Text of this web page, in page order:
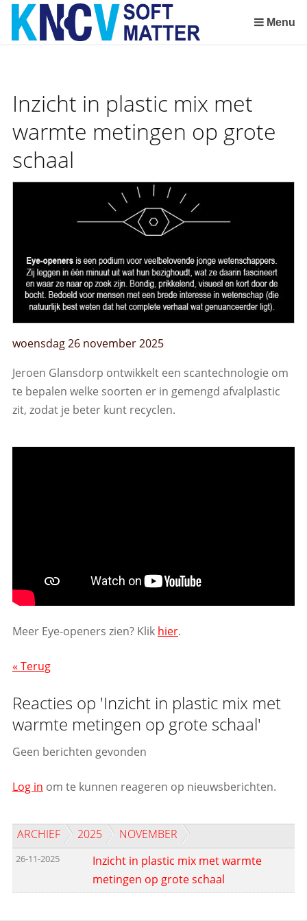
Sla
links
over
inhoud
naar
het
menu
Menu
Inzicht in plastic mix met
warmte metingen op grote
schaal
woensdag 26 november 2025
Jeroen Glansdorp ontwikkelt een scantechnologie om
te bepalen welke soorten er in gemengd afvalplastic
zit, zodat je beter kunt recyclen.
Meer Eye-openers zien? Klik hier.
« Terug
Reacties op 'Inzicht in plastic mix met
warmte metingen op grote schaal'
Geen berichten gevonden
Log in om te kunnen reageren op nieuwsberichten.
ARCHIEF 2025 NOVEMBER
26-11-2025
Inzicht in plastic mix met warmte
metingen op grote schaal